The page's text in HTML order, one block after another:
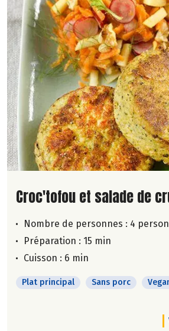
Lire la suite de la recette
Croc'tofou et salade de
Nombre de personnes : 4
Préparation : 15 min
Cuisson : 6 min
Plat principal Sans porc